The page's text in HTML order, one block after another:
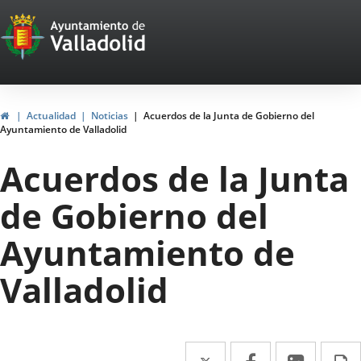
Portal
Web
del
Ayuntamiento
de
Valladolid
HomeActualidad Noticias
Acuerdos de la Junta de Gobierno del
Ayuntamiento de Valladolid
Acuerdos de la Junta
de Gobierno del
Ayuntamiento de
Valladolid
Twitter
Enlace Facebook
EnlaceEnlace